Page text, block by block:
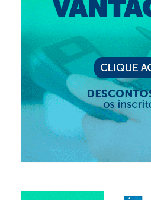
Eleições
Responsabilidade Técnica
Legislações
Decisões
Portarias